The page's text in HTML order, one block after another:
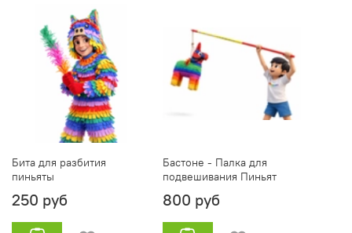
Бита для разбития
пиньяты
250 руб
Бастоне - Палка для
подвешивания Пиньят
800 руб